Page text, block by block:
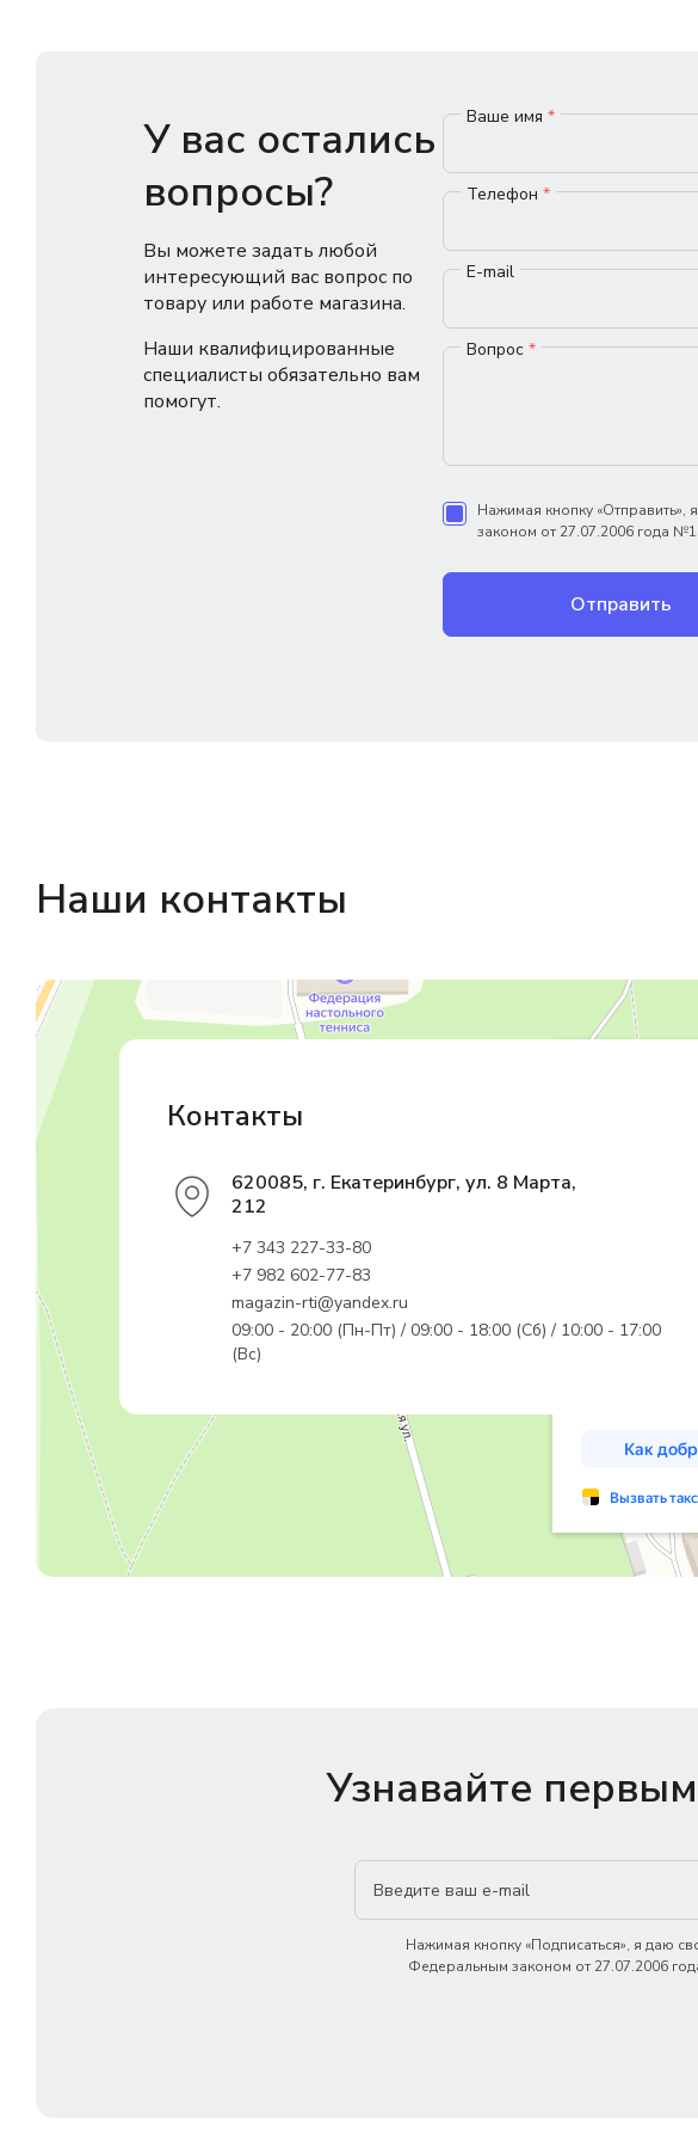
У вас остались
вопросы?
Вы можете задать любой
интересующий вас вопрос по
товару или работе магазина.
Наши квалифицированные
специалисты обязательно вам
помогут.
Ваше имя *
Телефон *
E-mail
Вопрос *
Нажимая кнопку «Отправить»,
законом от 27.07.2006 года
Отправить
Наши контакты
Магазин резинотехники
Резиновые и резинотехнические изделия в Екатеринбурге
Садовый инвентарь и техника в Екатеринбурге
Контакты
620085, г. Екатеринбург, ул. 8 Марта,
212
+7 343 227-33-80
+7 982 602-77-83
magazin-rti@yandex.ru
09:00 - 20:00 (Пн-Пт) / 09:00 - 18:00 (Сб) / 10:00 - 17:00
(Вс)
Узнавайте
Нажимая кнопку «Подписаться», я даю
Федеральным законом от 27.07.2006